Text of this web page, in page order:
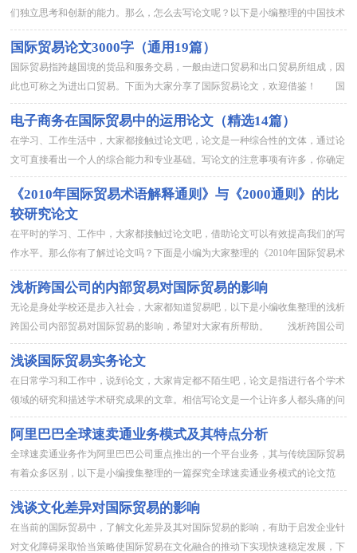
们独立思考和创新的能力。那么，怎么去写论文呢？以下是小编整理的中国技术
贸易的发展现状论文（通用11篇），仅供参考，希望能够帮助到大家...
国际贸易论文3000字（通用19篇）
国际贸易指跨越国境的货品和服务交易，一般由进口贸易和出口贸易所组成，因
此也可称之为进出口贸易。下面为大家分享了国际贸易论文，欢迎借鉴！ 国
际贸易论文 篇1 摘要：现如今低碳经济发展十分迅速，这也对国...
电子商务在国际贸易中的运用论文（精选14篇）
在学习、工作生活中，大家都接触过论文吧，论文是一种综合性的文体，通过论
文可直接看出一个人的综合能力和专业基础。写论文的注意事项有许多，你确定
会写吗？以下是小编为大家整理的电子商务在国际贸易中的运用论文...
《2010年国际贸易术语解释通则》与《2000通则》的比
较研究论文
在平时的学习、工作中，大家都接触过论文吧，借助论文可以有效提高我们的写
作水平。那么你有了解过论文吗？下面是小编为大家整理的《2010年国际贸易术
语解释通则》与《2000通则》的比较研究，欢迎大家借鉴与参考，希...
浅析跨国公司的内部贸易对国际贸易的影响
无论是身处学校还是步入社会，大家都知道贸易吧，以下是小编收集整理的浅析
跨国公司内部贸易对国际贸易的影响，希望对大家有所帮助。 浅析跨国公司
内部贸易对国际贸易的影响 一、前言 跨国公司是指通过对外...
浅谈国际贸易实务论文
在日常学习和工作中，说到论文，大家肯定都不陌生吧，论文是指进行各个学术
领域的研究和描述学术研究成果的文章。相信写论文是一个让许多人都头痛的问
题，以下是小编为大家收集的浅谈国际贸易实务论文，欢迎大家分享...
阿里巴巴全球速卖通业务模式及其特点分析
全球速卖通业务作为阿里巴巴公司重点推出的一个平台业务，其与传统国际贸易
有着众多区别，以下是小编搜集整理的一篇探究全球速卖通业务模式的论文范
文，欢迎阅读借鉴。 2008年全球金融危机爆发后，欧美市场需求低...
浅谈文化差异对国际贸易的影响
在当前的国际贸易中，了解文化差异及其对国际贸易的影响，有助于启发企业针
对文化障碍采取恰当策略使国际贸易在文化融合的推动下实现快速稳定发展，下